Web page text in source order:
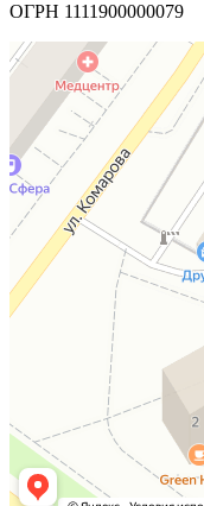
ОГРН 1111900000079